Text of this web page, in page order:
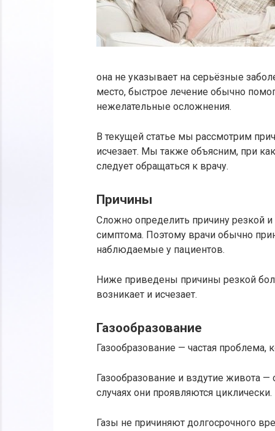
она не указывает на серьёзные
место, быстрое лечение обычно
нежелательные осложнения.
В текущей статье мы рассмотрим
исчезает. Мы также объясним, при
следует обращаться к врачу.
Причины
Сложно определить причину резкой и
симптома. Поэтому врачи обычно
наблюдаемые у пациентов.
Ниже приведены причины резкой
возникает и исчезает.
Газообразование
Газообразование — частая проблема,
Газообразование и вздутие живота
случаях они проявляются циклически.
Газы не причиняют долгосрочного